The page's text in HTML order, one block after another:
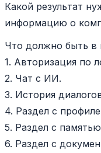
Какой результат
информацию о
Что должно быть в
1. Авторизация по
2. Чат с ИИ.
3. История
4. Раздел с
5. Раздел с
6. Раздел с